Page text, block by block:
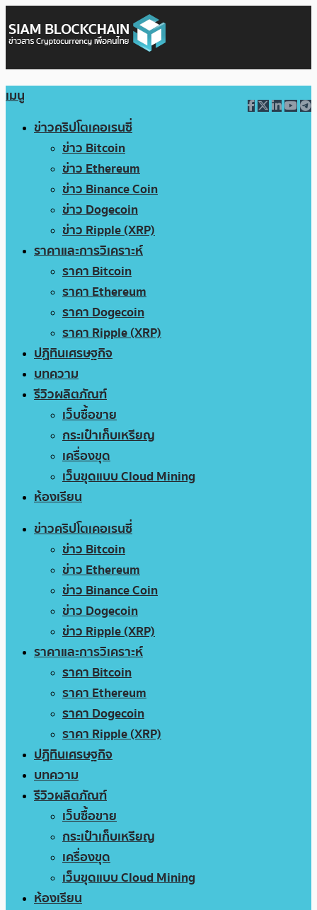
เมนู
ข่าวคริปโตเคอเรนซี่
ข่าว Bitcoin
ข่าว Ethereum
ข่าว Binance Coin
ข่าว Dogecoin
ข่าว Ripple (XRP)
ราคาและการวิเคราะห์
ราคา Bitcoin
ราคา Ethereum
ราคา Dogecoin
ราคา Ripple (XRP)
ปฏิทินเศรษฐกิจ
บทความ
รีวิวผลิตภัณฑ์
เว็บซื้อขาย
กระเป๋าเก็บเหรียญ
เครื่องขุด
เว็บขุดแบบ Cloud Mining
ห้องเรียน
ข่าวคริปโตเคอเรนซี่
ข่าว Bitcoin
ข่าว Ethereum
ข่าว Binance Coin
ข่าว Dogecoin
ข่าว Ripple (XRP)
ราคาและการวิเคราะห์
ราคา Bitcoin
ราคา Ethereum
ราคา Dogecoin
ราคา Ripple (XRP)
ปฏิทินเศรษฐกิจ
บทความ
รีวิวผลิตภัณฑ์
เว็บซื้อขาย
กระเป๋าเก็บเหรียญ
เครื่องขุด
เว็บขุดแบบ Cloud Mining
ห้องเรียน